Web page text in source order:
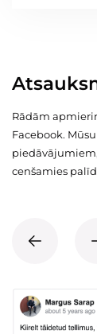
Rādām
Facebook.
cenšamies